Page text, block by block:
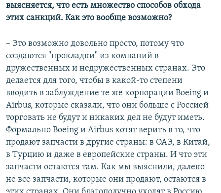
выясняется, что есть множество способов обхода
этих санкций. Как это вообще возможно?
– Это возможно довольно просто, потому что
создаются "прокладки" из компаний в
дружественных и недружественных странах. Это
делается для того, чтобы в какой-то степени
вводить в заблуждение те же корпорации Boeing и
Airbus, которые сказали, что они больше с Россией
торговать не будут и никаких дел не будут иметь.
Формально Boeing и Airbus хотят верить в то, что
продают запчасти в другие страны: в ОАЭ, в Китай,
в Турцию и даже в европейские страны. И что эти
запчасти остаются там. Как мы выяснили, далеко
не все запчасти, которые они продают, остаются в